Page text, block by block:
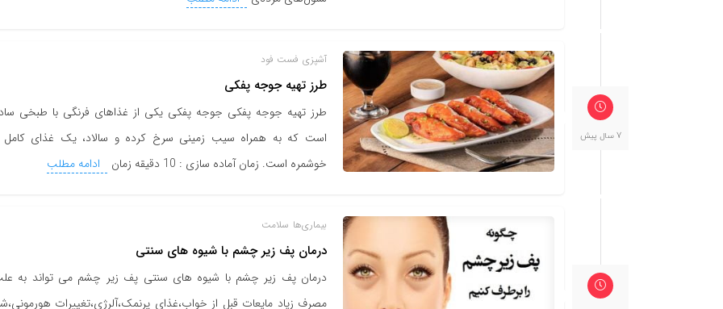
7 سال پیش
آشپزی فست فود
طرز تهیه جوجه پفکی
طرز تهیه جوجه پفکی جوجه پفکی یکی از غذاهای فرنگی با طبخی
است که به همراه سیب زمینی سرخ کرده و سالاد، یک غذای کامل
خوشمره است. زمان آماده سازی : 10 دقیقه زمان
ادامه مطلب
بیماری‌ها سلامت
درمان پف زیر چشم با شیوه های سنتی
درمان پف زیر چشم با شیوه های سنتی پف زیر چشم می تواند به
مصرف زیاد مایعات قبل از خواب،غذای پرنمک،آلرژی،تغییرات